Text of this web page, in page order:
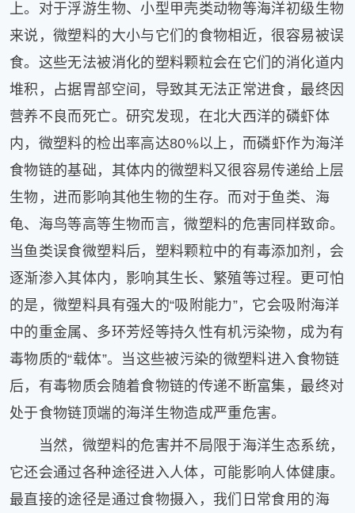
上。对于浮游生物、小型甲壳类动物等海洋初级生物
来说，微塑料的大小与它们的食物相近，很容易被误
食。这些无法被消化的塑料颗粒会在它们的消化道内
堆积，占据胃部空间，导致其无法正常进食，最终因
营养不良而死亡。研究发现，在北大西洋的磷虾体
内，微塑料的检出率高达80%以上，而磷虾作为海洋
食物链的基础，其体内的微塑料又很容易传递给上层
生物，进而影响其他生物的生存。而对于鱼类、海
龟、海鸟等高等生物而言，微塑料的危害同样致命。
当鱼类误食微塑料后，塑料颗粒中的有毒添加剂，会
逐渐渗入其体内，影响其生长、繁殖等过程。更可怕
的是，微塑料具有强大的“吸附能力”，它会吸附海洋
中的重金属、多环芳烃等持久性有机污染物，成为有
毒物质的“载体”。当这些被污染的微塑料进入食物链
后，有毒物质会随着食物链的传递不断富集，最终对
处于食物链顶端的海洋生物造成严重危害。
当然，微塑料的危害并不局限于海洋生态系统，
它还会通过各种途径进入人体，可能影响人体健康。
最直接的途径是通过食物摄入，我们日常食用的海